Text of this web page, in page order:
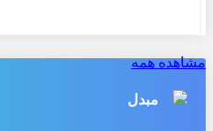
مشاهده همه
مبدل